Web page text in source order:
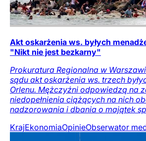
Akt oskarżenia ws. byłych
"Nikt nie jest bezkarny"
Prokuratura Regionalna w
sądu akt oskarżenia ws. trzech
Orlenu. Mężczyźni odpowiedzą na
niedopełnienia ciążących na nich
nadzorowania i dbania o majątek
KrajEkonomiaOpinieObserwator